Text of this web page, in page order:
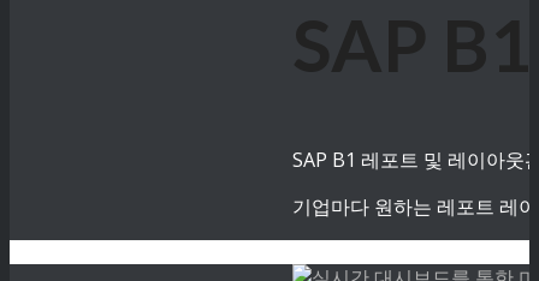
SAP
SAP B1 레포트 및 레이아웃
기업마다 원하는 레포트 레